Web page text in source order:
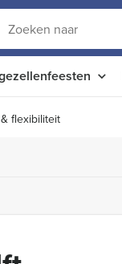
flexibiliteit